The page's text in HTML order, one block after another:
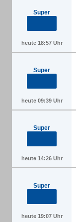
Super
heute 18:57 Uhr
Super
heute 09:39 Uhr
Super
heute 14:26 Uhr
Super
heute 19:07 Uhr